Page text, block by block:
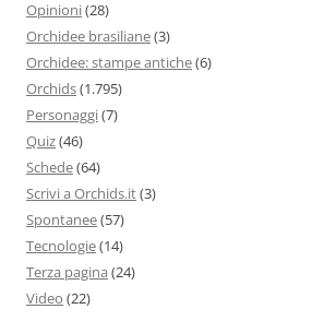
Opinioni(28)
Orchidee brasiliane(3)
Orchidee: stampe antiche(6)
Orchids(1.795)
Personaggi(7)
Quiz(46)
Schede(64)
Scrivi a Orchids.it(3)
Spontanee(57)
Tecnologie(14)
Terza pagina (24)
Video (22)